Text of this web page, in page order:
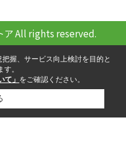
ア All rights reserved.
握、サービス向上検討を目的と
。
て」 をご確認ください。